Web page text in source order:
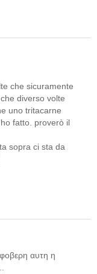
che sicuramente
diverso volte
uno tritacarne
fatto. proverò il
sopra ci sta da
φοβερη αυτη η